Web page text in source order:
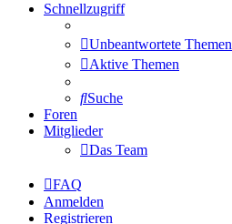
Schnellzugriff
Unbeantwortete Themen
Aktive Themen
Suche
Foren
Mitglieder
Das Team
FAQ
Anmelden
Registrieren